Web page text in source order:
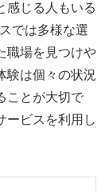
感じる人もいる
では多様な選
職場を見つけや
験は個々の状況
ことが大切で
ービスを利用し